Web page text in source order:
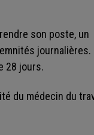
son poste, un
journalières.
28 jours.
du médecin du